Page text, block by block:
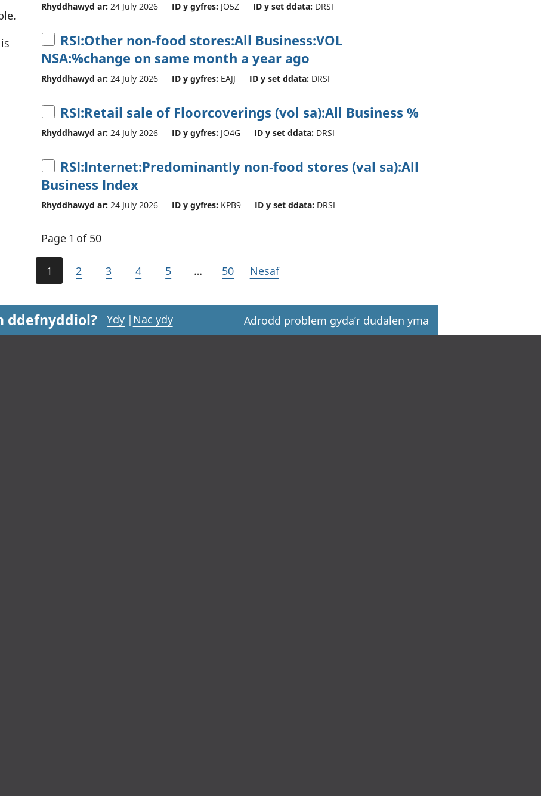
Rhyddhawyd ar: 24 July 2026 ID y gyfres: JO5Z ID y set ddata: DRSI
RSI:Other non-food stores:All Business:VOL
NSA:%change on same month a year ago
Rhyddhawyd ar: 24 July 2026 ID y gyfres: EAJJ ID y set ddata: DRSI
RSI:Retail sale of Floorcoverings (vol sa):All Business %
Rhyddhawyd ar: 24 July 2026 ID y gyfres: JO4G ID y set ddata: DRSI
RSI:Internet:Predominantly non-food stores (val sa):All
Business Index
Rhyddhawyd ar: 24 July 2026 ID y gyfres: KPB9 ID y set ddata: DRSI
Page 1 of 50
1 2 3 4 5 … 50 Nesaf
ddefnyddiol? Ydy | Nac ydy Adrodd problem gyda’r dudalen yma